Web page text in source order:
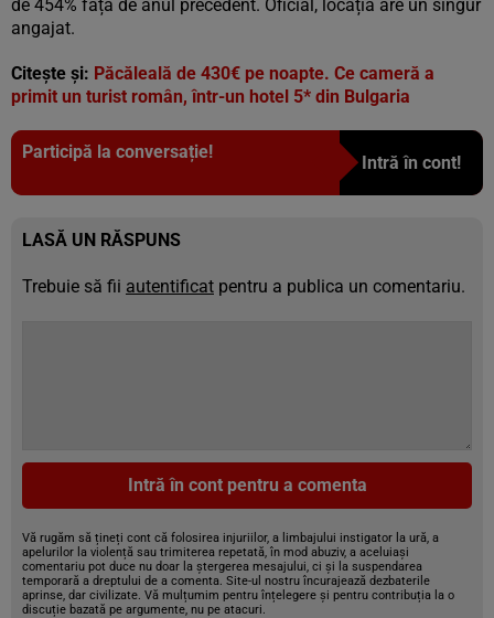
de 454% față de anul precedent. Oficial, locația are un singur
angajat.
Citește și: Păcăleală de 430€ pe noapte. Ce cameră a
primit un turist român, într-un hotel 5* din Bulgaria
Participă la conversație!
Intră în cont!
LASĂ UN RĂSPUNS
Trebuie să fii autentificat pentru a publica un comentariu.
Intră în cont pentru a comenta
Vă rugăm să țineți cont că folosirea injuriilor, a limbajului instigator la ură, a
apelurilor la violență sau trimiterea repetată, în mod abuziv, a aceluiași
comentariu pot duce nu doar la ștergerea mesajului, ci și la suspendarea
temporară a dreptului de a comenta. Site-ul nostru încurajează dezbaterile
aprinse, dar civilizate. Vă mulțumim pentru înțelegere și pentru contribuția la o
discuție bazată pe argumente, nu pe atacuri.